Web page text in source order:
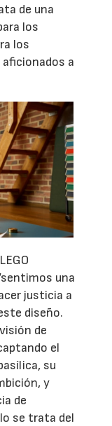
de una
los
los
a
una
justicia a
diseño.
de
el
su
y
de
se trata del